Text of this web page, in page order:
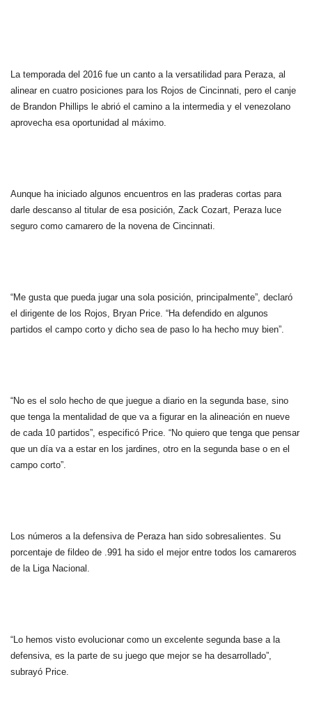
La temporada del 2016 fue un canto a la versatilidad para Peraza, al
alinear en cuatro posiciones para los Rojos de Cincinnati, pero el canje
de Brandon Phillips le abrió el camino a la intermedia y el venezolano
aprovecha esa oportunidad al máximo.
Aunque ha iniciado algunos encuentros en las praderas cortas para
darle descanso al titular de esa posición, Zack Cozart, Peraza luce
seguro como camarero de la novena de Cincinnati.
“Me gusta que pueda jugar una sola posición, principalmente”, declaró
el dirigente de los Rojos, Bryan Price. “Ha defendido en algunos
partidos el campo corto y dicho sea de paso lo ha hecho muy bien”.
“No es el solo hecho de que juegue a diario en la segunda base, sino
que tenga la mentalidad de que va a figurar en la alineación en nueve
de cada 10 partidos”, especificó Price. “No quiero que tenga que pensar
que un día va a estar en los jardines, otro en la segunda base o en el
campo corto”.
Los números a la defensiva de Peraza han sido sobresalientes. Su
porcentaje de fildeo de .991 ha sido el mejor entre todos los camareros
de la Liga Nacional.
“Lo hemos visto evolucionar como un excelente segunda base a la
defensiva, es la parte de su juego que mejor se ha desarrollado”,
subrayó Price.